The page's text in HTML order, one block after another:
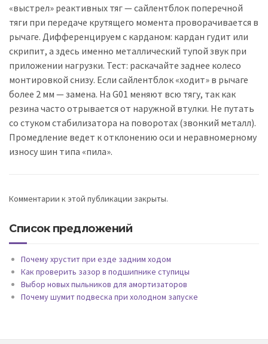
«выстрел» реактивных тяг — сайлентблок поперечной
тяги при передаче крутящего момента проворачивается в
рычаге. Дифференцируем с карданом: кардан гудит или
скрипит, а здесь именно металлический тупой звук при
приложении нагрузки. Тест: раскачайте заднее колесо
монтировкой снизу. Если сайлентблок «ходит» в рычаге
более 2 мм — замена. На G01 меняют всю тягу, так как
резина часто отрывается от наружной втулки. Не путать
со стуком стабилизатора на поворотах (звонкий металл).
Промедление ведет к отклонению оси и неравномерному
износу шин типа «пила».
Комментарии к этой публикации закрыты.
Список предложений
Почему хрустит при езде задним ходом
Как проверить зазор в подшипнике ступицы
Выбор новых пыльников для амортизаторов
Почему шумит подвеска при холодном запуске